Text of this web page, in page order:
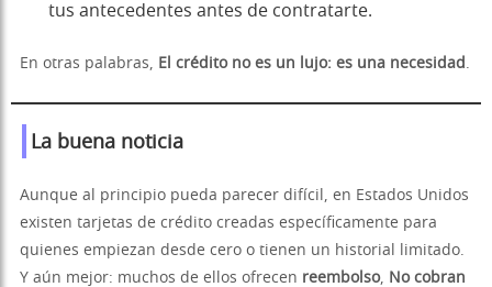
tus antecedentes antes de contratarte.
En otras palabras, El crédito no es un lujo: es una necesidad .
La buena noticia
Aunque al principio pueda parecer difícil, en Estados Unidos
existen tarjetas de crédito creadas específicamente para
quienes empiezan desde cero o tienen un historial limitado.
Y aún mejor: muchos de ellos ofrecen reembolso, No cobran